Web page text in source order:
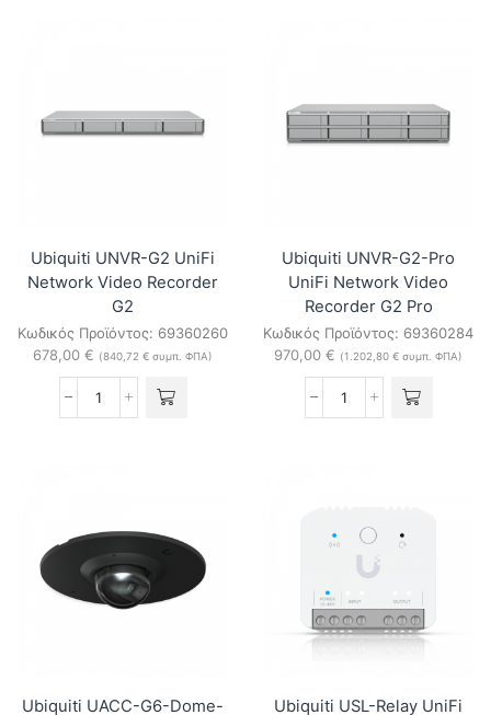
Kit
ποσότητα
Ubiquiti UNVR-G2 UniFi
Network Video Recorder
G2
Κωδικός Προϊόντος: 69360260
678,00 € (840,72 € συμπ. ΦΠΑ)
Ubiquiti
Recorder
ποσότητα
Ubiquiti UNVR-G2-Pro
UniFi Network Video
Recorder G2 Pro
Κωδικός Προϊόντος: 69360284
970,00 € (1.202,80 € συμπ. ΦΠΑ)
Ubiquiti
Video
Recorder
G2
ποσότητα
Ubiquiti UACC-G6-Dome-
Ubiquiti USL-Relay UniFi